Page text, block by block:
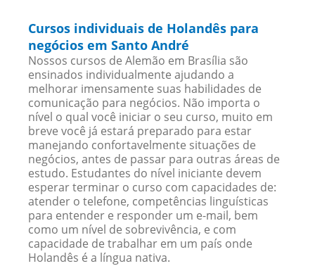
Cursos individuais de Holandês para
negócios em Santo André
Nossos cursos de Alemão em Brasília são
ensinados individualmente ajudando a
melhorar imensamente suas habilidades de
comunicação para negócios. Não importa o
nível o qual você iniciar o seu curso, muito em
breve você já estará preparado para estar
manejando confortavelmente situações de
negócios, antes de passar para outras áreas de
estudo. Estudantes do nível iniciante devem
esperar terminar o curso com capacidades de:
atender o telefone, competências linguísticas
para entender e responder um e-mail, bem
como um nível de sobrevivência, e com
capacidade de trabalhar em um país onde
Holandês é a língua nativa.